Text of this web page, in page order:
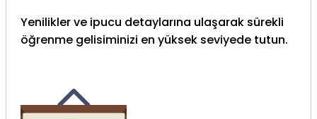
Yenilikler ve ipucu detaylarına ulaşarak sürekli
öğrenme gelisiminizi en yüksek seviyede tutun.